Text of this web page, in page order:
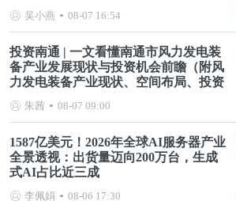
吴小燕 08-07 16:54
投资南通 | 一文看懂南通市风力发电装
备产业发展现状与投资机会前瞻（附风
力发电装备产业现状、空间布局、投资
朱茜 08-07 09:00
1587亿美元！2026年全球AI服务器产业
全景透视：出货量迈向200万台，生成
式AI占比近三成
李佩娟 08-06 17:30